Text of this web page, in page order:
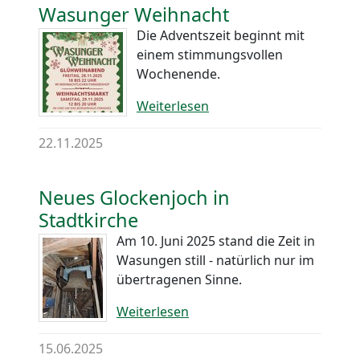
Wasunger Weihnacht
Die Adventszeit beginnt mit
einem stimmungsvollen
Wochenende.
Weiterlesen
22.11.2025
Neues Glockenjoch in
Stadtkirche
Am 10. Juni 2025 stand die Zeit in
Wasungen still - natürlich nur im
übertragenen Sinne.
Weiterlesen
15.06.2025